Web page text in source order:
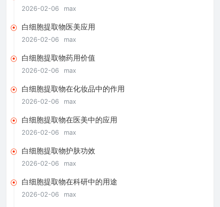
2026-02-06 max
白细胞提取物医美应用
2026-02-06 max
白细胞提取物药用价值
2026-02-06 max
白细胞提取物在化妆品中的作用
2026-02-06 max
白细胞提取物在医美中的应用
2026-02-06 max
白细胞提取物护肤功效
2026-02-06 max
白细胞提取物在科研中的用途
2026-02-06 max